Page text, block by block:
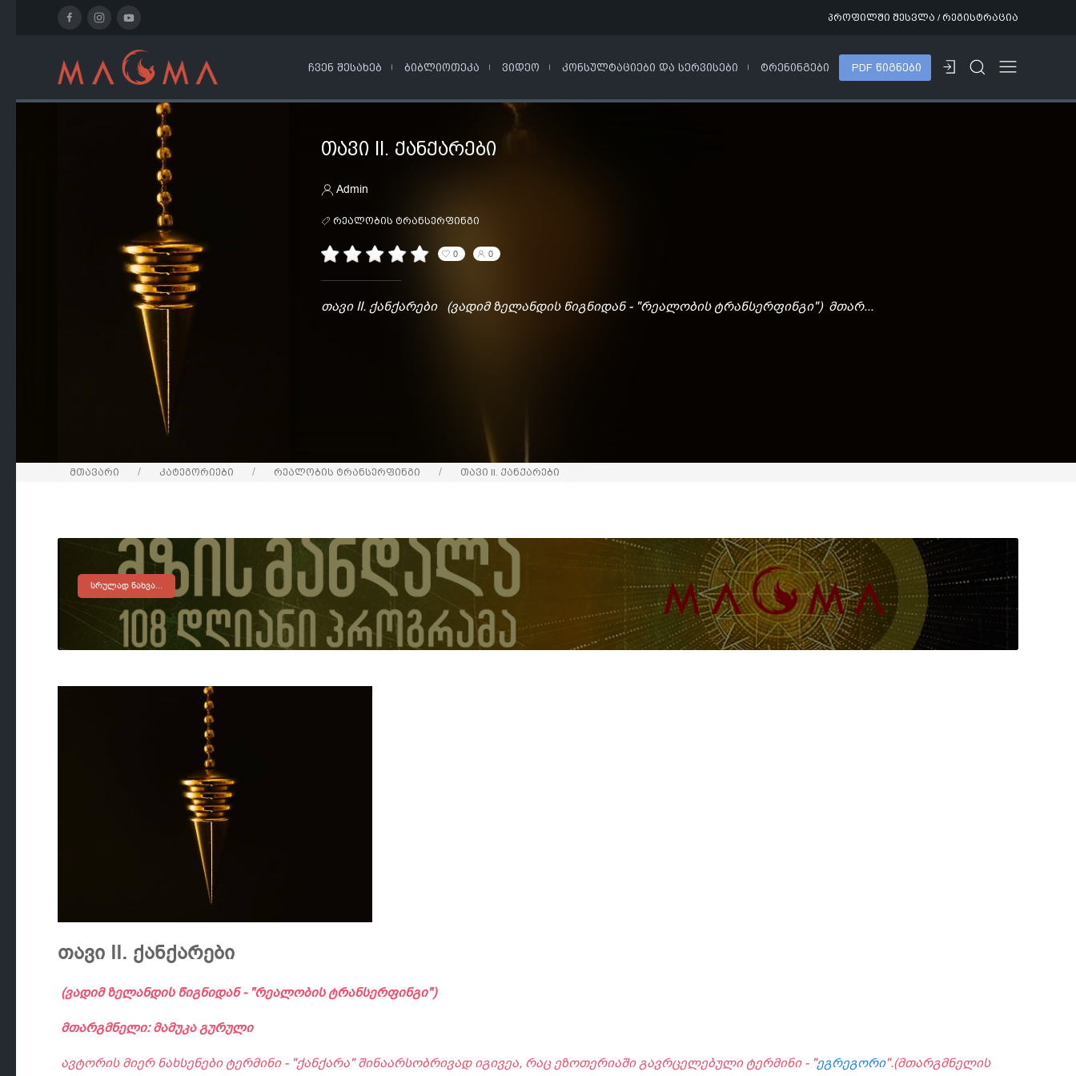
პროფილში შესვლა / რეგისტრაცია
ᲩᲕᲔᲜ ᲨᲔᲡᲐᲮᲔᲑ ᲑᲘᲑᲚᲘᲝᲗᲔᲙᲐ ᲕᲘᲓᲔᲝ ᲙᲝᲜᲡᲣᲚᲢᲐᲪᲘᲔᲑᲘ ᲓᲐ ᲡᲔᲠᲕᲘᲡᲔᲑᲘ ᲢᲠᲔᲜᲘᲜᲒᲔᲑᲘ PDF ᲬᲘᲒᲜᲔᲑᲘ
ᲗᲐᲕᲘ II. ᲥᲐᲜᲥᲐᲠᲔᲑᲘ
Admin
რეალობის ტრანსერფინგი
0 0
თავი II. ქანქარები (ვადიმ ზელანდის წიგნიდან - "რეალობის ტრანსერფინგი") მთარ...
მთავარი კატეგორიები რეალობის ტრანსერფინგი თავი II. ქანქარები
ᲡᲠᲣᲚᲐᲓ ᲜᲐᲮᲕᲐ...
თავი II. ქანქარები
(ვადიმ ზელანდის წიგნიდან - "რეალობის ტრანსერფინგი")
მთარგმნელი: მამუკა გურული
ავტორის მიერ ნახსენები ტერმინი - "ქანქარა" შინაარსობრივად იგივეა, რაც ეზოთერიაში გავრცელებული ტერმინი - "ეგრეგორი".(მთარგმნელის